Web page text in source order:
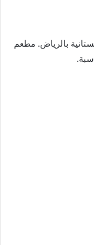
بالرياض. مطعم